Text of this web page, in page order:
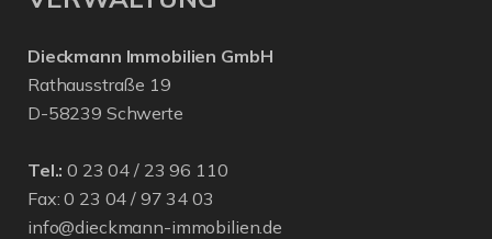
Dieckmann Immobilien GmbH
Rathausstraße 19
D-58239 Schwerte
Tel.: 0 23 04 / 23 96 110
Fax: 0 23 04 / 97 34 03
info@dieckmann-immobilien.de